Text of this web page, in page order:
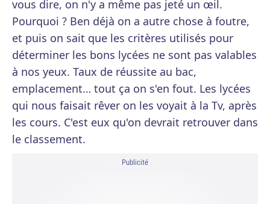
vous dire, on n'y a même pas jeté un œil.
Pourquoi ? Ben déjà on a autre chose à foutre,
et puis on sait que les critères utilisés pour
déterminer les bons lycées ne sont pas valables
à nos yeux. Taux de réussite au bac,
emplacement… tout ça on s'en fout. Les lycées
qui nous faisait rêver on les voyait à la Tv, après
les cours. C'est eux qu'on devrait retrouver dans
le classement.
Publicité